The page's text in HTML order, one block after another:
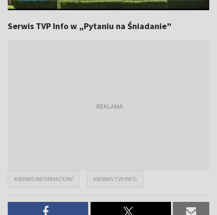
Serwis TVP Info w „Pytaniu na Śniadanie”
#SERWIS INFORMACYJNY #SERWIS TVP INFO